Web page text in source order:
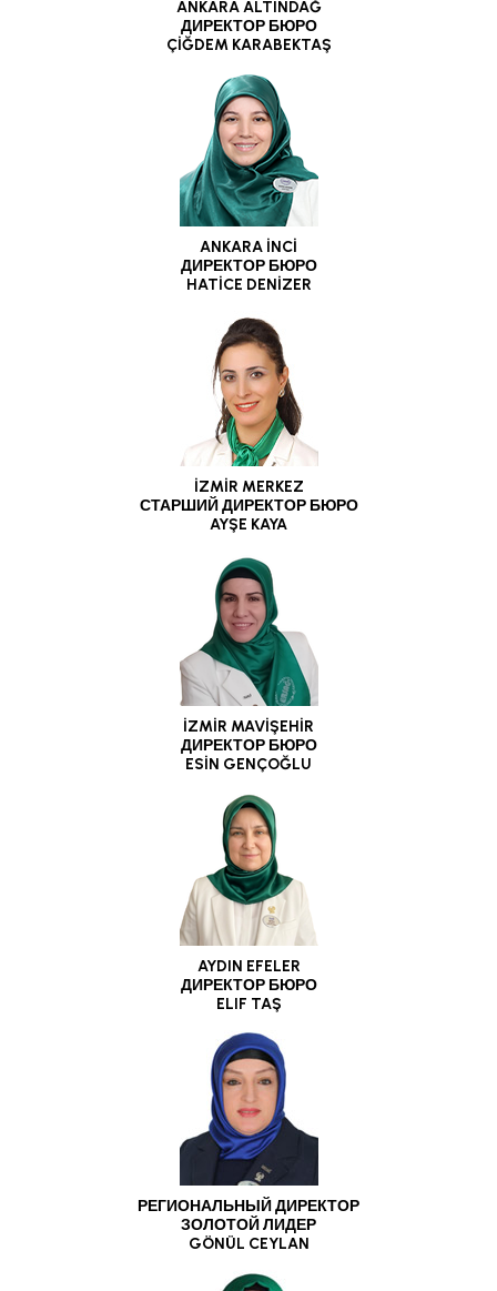
ANKARA ALTINDAĞ
ДИРЕКТОР БЮРО
ÇİĞDEM KARABEKTAŞ
ANKARA İNCİ
ДИРЕКТОР БЮРО
HATİCE DENİZER
İZMİR MERKEZ
СТАРШИЙ ДИРЕКТОР БЮРО
AYŞE KAYA
İZMİR MAVİŞEHİR
ДИРЕКТОР БЮРО
ESİN GENÇOĞLU
AYDIN EFELER
ДИРЕКТОР БЮРО
ELlF TAŞ
РЕГИОНАЛЬНЫЙ ДИРЕКТОР
ЗОЛОТОЙ ЛИДЕР
GÖNÜL CEYLAN